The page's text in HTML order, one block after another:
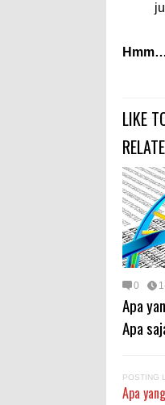
LIKE
0
Apa
Apa
POSTING
Apa